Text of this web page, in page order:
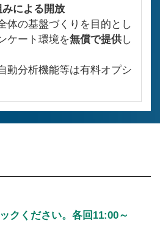
による開放
体の基盤づくりを目的とし
ケート環境を無償で提供し
動分析機能等は有料オプシ
クください。各回11:00～